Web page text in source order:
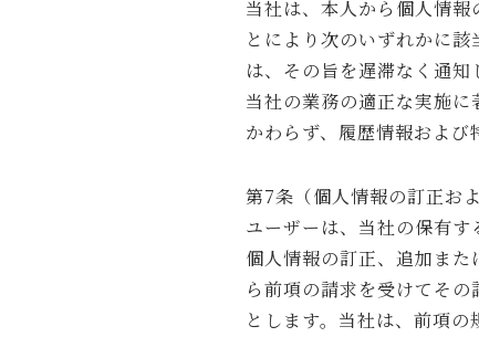
当社は、本人から個人情
とにより次のいずれかに
は、その旨を遅滞なく通
当社の業務の適正な実施
かわらず、履歴情報および
第7条（個人情報の訂正およ
ユーザーは、当社の保有
個人情報の訂正、追加ま
ら前項の請求を受けてそ
とします。当社は、前項